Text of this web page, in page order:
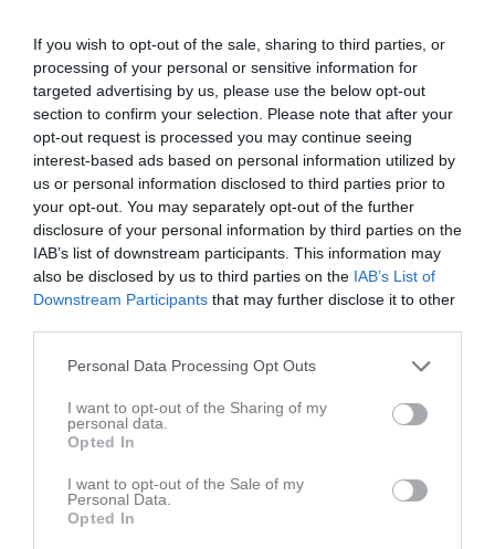
If you wish to opt-out of the sale, sharing to third parties, or
processing of your personal or sensitive information for
targeted advertising by us, please use the below opt-out
section to confirm your selection. Please note that after your
opt-out request is processed you may continue seeing
interest-based ads based on personal information utilized by
us or personal information disclosed to third parties prior to
your opt-out. You may separately opt-out of the further
disclosure of your personal information by third parties on the
IAB’s list of downstream participants. This information may
also be disclosed by us to third parties on the IAB’s List of
Downstream Participants that may further disclose it to other
Personal Data Processing Opt Outs
I want to opt-out of the Sharing of my
personal data.
Opted In
I want to opt-out of the Sale of my
Personal Data.
Opted In
borde ha tagit ledningen med några mål. Men bollen ville inte
passera in mellan ramen och den första halvleken slutar 0-0.
Halvlek nr två fortsätter på samma sätt, det är gästerna som
skapar farligheterna men det sista framför mål saknas. I stället är
det hemmalaget som tar tillvara på ett av sina få tillfällen och tar
ledningen i matchminut 51'. 1-0 till hemmalaget och en intensiv jakt
på kvittering från dom gröna inleds.
Nils Sved är den som gör det efterlängtade 1-1-målet i matchminut
64'. Nästa händelse att nämna sker i minut 76', huvuddomaren
blåser för frispark till försvarande Näsviken endast en meter från
mållinjen, men linjemannen viftar ivrigt med sin flagga och
huvuddomaren ändrar sitt beslut till straff för Iggesund. Iggesund
gör inget misstag utan resultatet justeras till 2-1. Någon förklaring
till det ändrade domslutet ges ej. Åter igen börjar jakten på
och göra 2-2. Delat pott och fortfarande två obesegrade lag.
Nikenligan
3p Gustav Ekvall
2p Nils Sved
1p Douglas Hellström